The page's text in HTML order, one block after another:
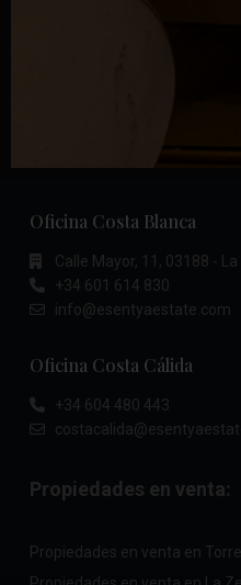
Oficina Costa Blanca
Calle Mayor, 11, 03188 -
+34 601 614 830
info@esentyaestate.com
Oficina Costa Cálida
+34 604 480 443
Propiedades en venta:
Propiedades en venta en